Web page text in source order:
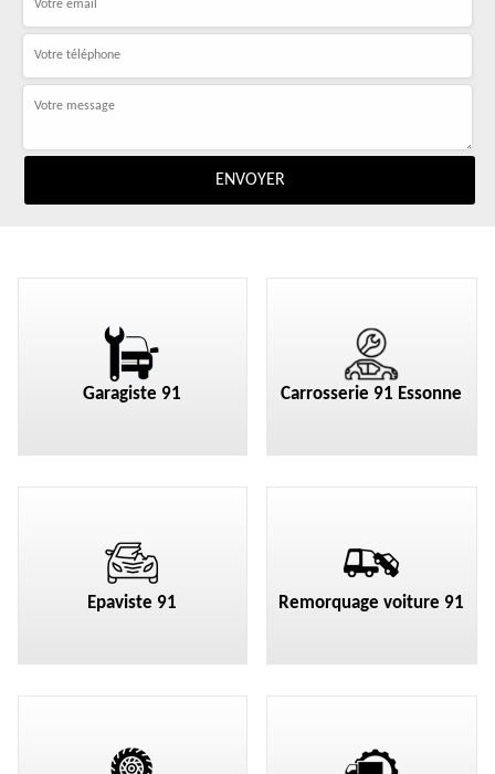
Garagiste 91 Carrosserie 91 Essonne
Epaviste 91 Remorquage voiture 91